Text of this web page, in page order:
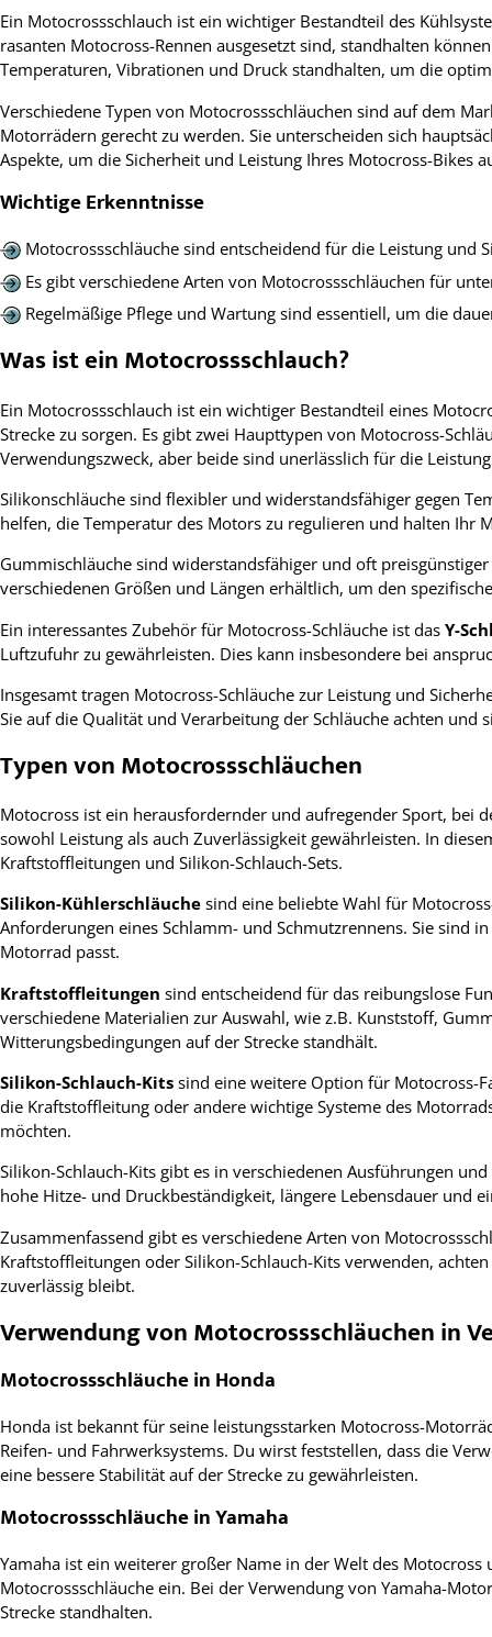
Ein Motocrossschlauch ist ein wichtiger Bestandteil des
rasanten Motocross-Rennen ausgesetzt sind, standhalten
Temperaturen, Vibrationen und Druck standhalten, um die
Verschiedene Typen von Motocrossschläuchen sind auf dem
Motorrädern gerecht zu werden. Sie unterscheiden sich
Aspekte, um die Sicherheit und Leistung Ihres Motocross-Bikes
Wichtige Erkenntnisse
Motocrossschläuche sind entscheidend für die Leistung und
Es gibt verschiedene Arten von Motocrossschläuchen für
Regelmäßige Pflege und Wartung sind essentiell, um die
Was ist ein Motocrossschlauch?
Ein Motocrossschlauch ist ein wichtiger Bestandteil eines
Strecke zu sorgen. Es gibt zwei Haupttypen von Motocross-
Verwendungszweck, aber beide sind unerlässlich für die
Silikonschläuche sind flexibler und widerstandsfähiger gegen
helfen, die Temperatur des Motors zu regulieren und halten Ihr
Gummischläuche sind widerstandsfähiger und oft
verschiedenen Größen und Längen erhältlich, um den
Ein interessantes Zubehör für Motocross-Schläuche ist das Y-
Luftzufuhr zu gewährleisten. Dies kann insbesondere bei
Insgesamt tragen Motocross-Schläuche zur Leistung und
Sie auf die Qualität und Verarbeitung der Schläuche achten
Typen von Motocrossschläuchen
Motocross ist ein herausfordernder und aufregender Sport, bei
sowohl Leistung als auch Zuverlässigkeit gewährleisten. In
Kraftstoffleitungen und Silikon-Schlauch-Sets.
Silikon-Kühlerschläuche sind eine beliebte Wahl für
Anforderungen eines Schlamm- und Schmutzrennens. Sie sind
Motorrad passt.
Kraftstoffleitungen sind entscheidend für das reibungslose
verschiedene Materialien zur Auswahl, wie z.B. Kunststoff,
Witterungsbedingungen auf der Strecke standhält.
Silikon-Schlauch-Kits sind eine weitere Option für Motocross-
die Kraftstoffleitung oder andere wichtige Systeme des
möchten.
Silikon-Schlauch-Kits gibt es in verschiedenen Ausführungen
hohe Hitze- und Druckbeständigkeit, längere Lebensdauer und
Zusammenfassend gibt es verschiedene Arten von
Kraftstoffleitungen oder Silikon-Schlauch-Kits verwenden,
zuverlässig bleibt.
Verwendung von Motocrossschläuchen in
Motocrossschläuche in Honda
Honda ist bekannt für seine leistungsstarken Motocross-
Reifen- und Fahrwerksystems. Du wirst feststellen, dass die
eine bessere Stabilität auf der Strecke zu gewährleisten.
Motocrossschläuche in Yamaha
Yamaha ist ein weiterer großer Name in der Welt des
Motocrossschläuche ein. Bei der Verwendung von Yamaha-
Strecke standhalten.